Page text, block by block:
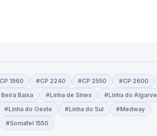
1960 #CP 2240 #CP 2550 #CP 2600
Baixa #Linha de Sines
#Linha do Algarve
#Linha do Oeste #Linha do Sul
#Medway
#Somafel 1550